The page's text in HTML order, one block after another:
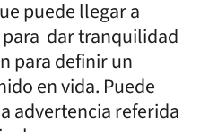
puede llegar a
dar tranquilidad
para definir un
en vida. Puede
advertencia referida